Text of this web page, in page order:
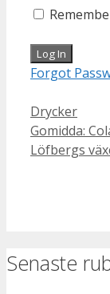
Forgot
Categories
Drycker
Gomidda:
Löfbergs
Senaste